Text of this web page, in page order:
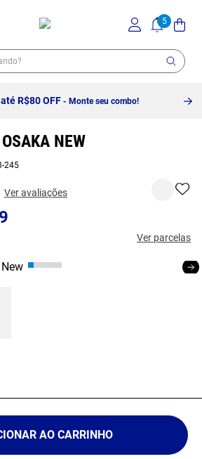
R$80 OFF - Monte seu combo!
NEW
245
Ver avaliações
Ver parcelas
AO CARRINHO